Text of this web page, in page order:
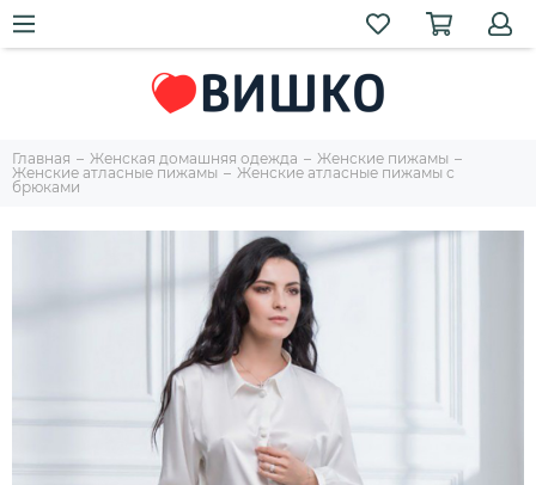
Главная Женская домашняя одежда
Женские пижамы
Женские атласные пижамы
Женские атласные пижамы с
брюками